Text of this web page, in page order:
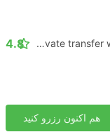
Daytrip private transfer with English speaking driver
4.8
هم اکنون رزرو کنید